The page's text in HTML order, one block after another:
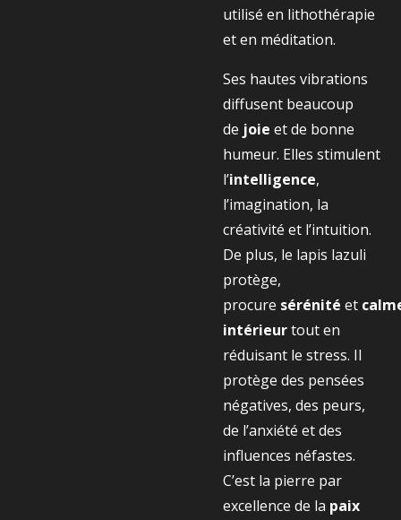
utilisé en lithothérapie
et en méditation.
Ses hautes vibrations
diffusent beaucoup
de joie et de bonne
humeur. Elles stimulent
l’intelligence,
l’imagination, la
créativité et l’intuition.
De plus, le lapis lazuli
protège,
procure sérénité et
intérieurtout en
réduisant le stress. Il
protège des pensées
négatives, des peurs,
de l’anxiété et des
influences néfastes.
C’est la pierre par
excellence de la paix